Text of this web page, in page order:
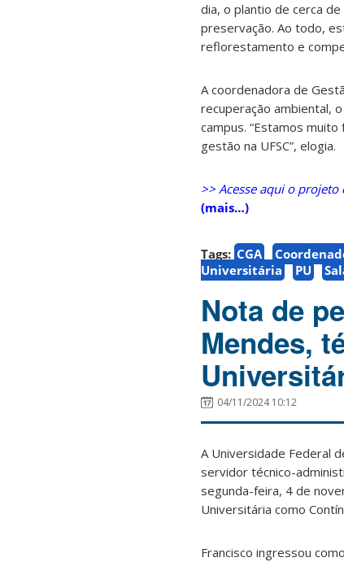
dia, o plantio de cerca
preservação. Ao todo,
reflorestamento e
A coordenadora de
recuperação ambiental,
campus. “Estamos
gestão na UFSC”, elogia.
>> Acesse aqui o projeto
(mais…)
Tags: CGA
Universitária
PU
Nota de
Mendes,
04/11/2024 10:12
A Universidade Federal
servidor técnico-
segunda-feira, 4 de
Universitária como
Francisco ingressou